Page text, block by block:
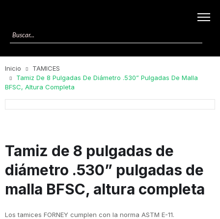
Inicio
TAMICES
Tamiz De 8 Pulgadas De Diámetro .530” Pulgadas De Malla
BFSC, Altura Completa
Tamiz de 8 pulgadas de
diámetro .530” pulgadas de
malla BFSC, altura completa
Los tamices FORNEY cumplen con la norma ASTM E-11.